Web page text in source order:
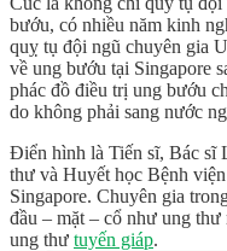
bướu, có nhiều năm kinh
quỵ tụ đội ngũ chuyên gia
về ung bướu tại Singapore
phác đồ điều trị ung bướu
do không phải sang nước
Điển hình là Tiến sĩ, Bác sĩ
thư và Huyết học Bệnh
Singapore. Chuyên gia
đầu – mặt – cổ như ung
ung thư tuyến giáp.